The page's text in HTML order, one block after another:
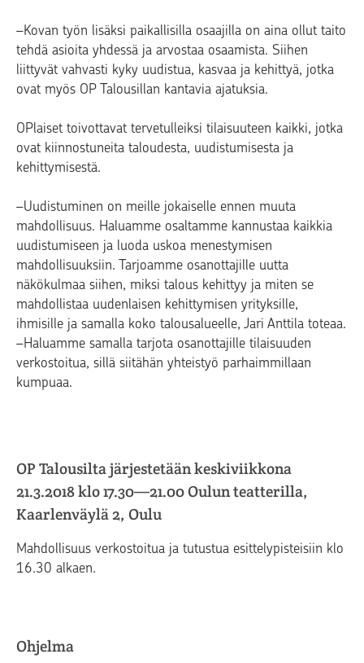
–Kovan työn lisäksi paikallisilla osaajilla on aina ollut taito
tehdä asioita yhdessä ja arvostaa osaamista. Siihen
liittyvät vahvasti kyky uudistua, kasvaa ja kehittyä, jotka
ovat myös OP Talousillan kantavia ajatuksia.
OPlaiset toivottavat tervetulleiksi tilaisuuteen kaikki, jotka
ovat kiinnostuneita taloudesta, uudistumisesta ja
kehittymisestä.
–Uudistuminen on meille jokaiselle ennen muuta
mahdollisuus. Haluamme osaltamme kannustaa kaikkia
uudistumiseen ja luoda uskoa menestymisen
mahdollisuuksiin. Tarjoamme osanottajille uutta
näkökulmaa siihen, miksi talous kehittyy ja miten se
mahdollistaa uudenlaisen kehittymisen yrityksille,
ihmisille ja samalla koko talousalueelle, Jari Anttila toteaa.
–Haluamme samalla tarjota osanottajille tilaisuuden
verkostoitua, sillä siitähän yhteistyö parhaimmillaan
kumpuaa.
OP Talousilta järjestetään keskiviikkona
21.3.2018 klo 17.30—21.00 Oulun teatterilla,
Kaarlenväylä 2, Oulu
Mahdollisuus verkostoitua ja tutustua esittelypisteisiin klo
16.30 alkaen.
Ohjelma